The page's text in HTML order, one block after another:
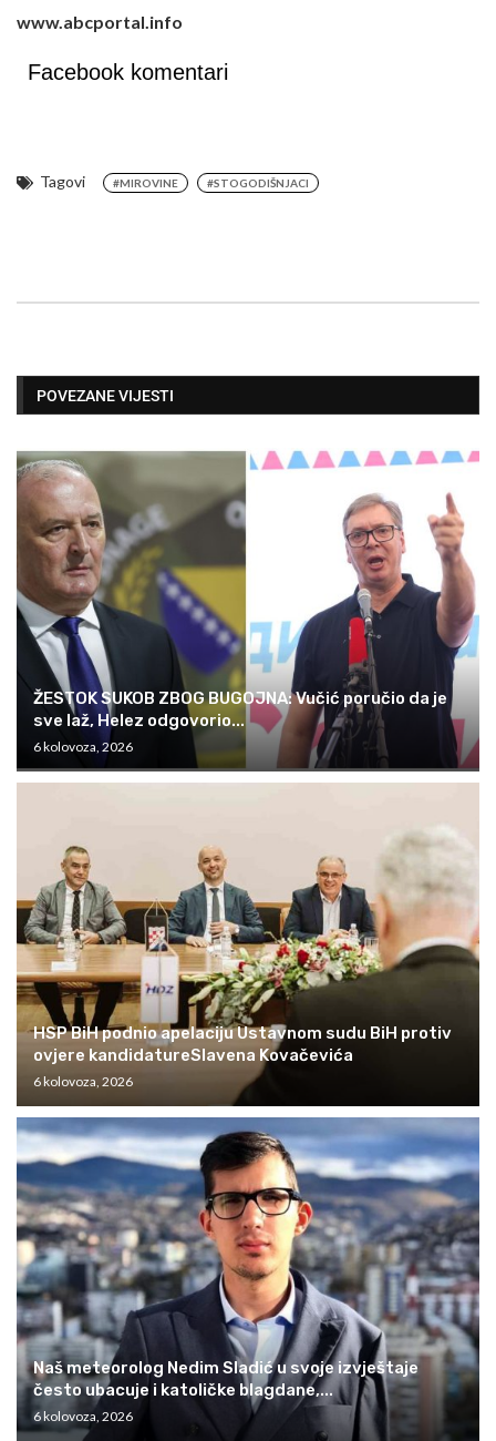
www.abcportal.info
Facebook komentari
Tagovi #MIROVINE #STOGODIŠNJACI
POVEZANE VIJESTI
ŽESTOK SUKOB ZBOG BUGOJNA: Vučić poručio da je
sve laž, Helez odgovorio...
6 kolovoza, 2026
HSP BiH podnio apelaciju Ustavnom sudu BiH protiv
ovjere kandidatureSlavena Kovačevića
6 kolovoza, 2026
Naš meteorolog Nedim Sladić u svoje izvještaje
često ubacuje i katoličke blagdane,...
6 kolovoza, 2026